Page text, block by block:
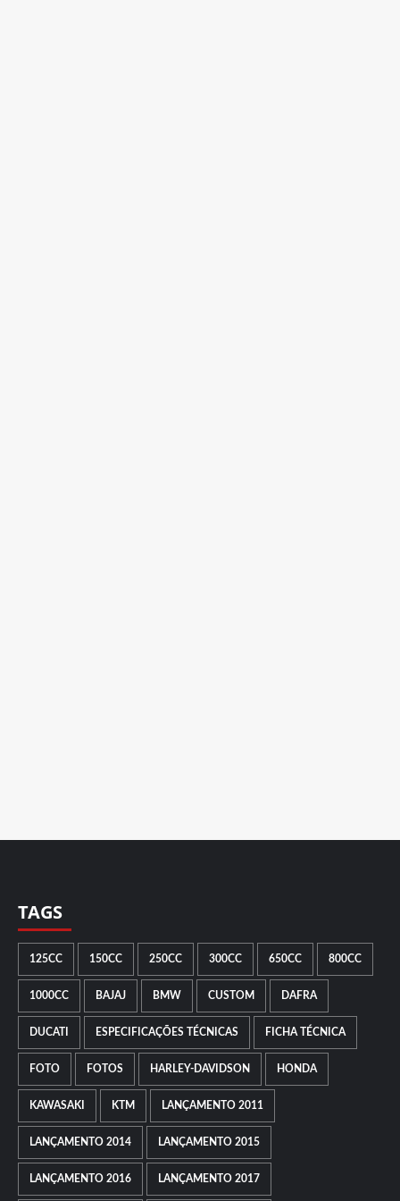
TAGS
125CC 150CC 250CC 300CC 650CC 800CC
1000CC BAJAJ BMW CUSTOM DAFRA
DUCATI ESPECIFICAÇÕES TÉCNICAS FICHA TÉCNICA
FOTO FOTOS HARLEY-DAVIDSON HONDA
KAWASAKI KTM LANÇAMENTO 2011
LANÇAMENTO 2014 LANÇAMENTO 2015
LANÇAMENTO 2016 LANÇAMENTO 2017